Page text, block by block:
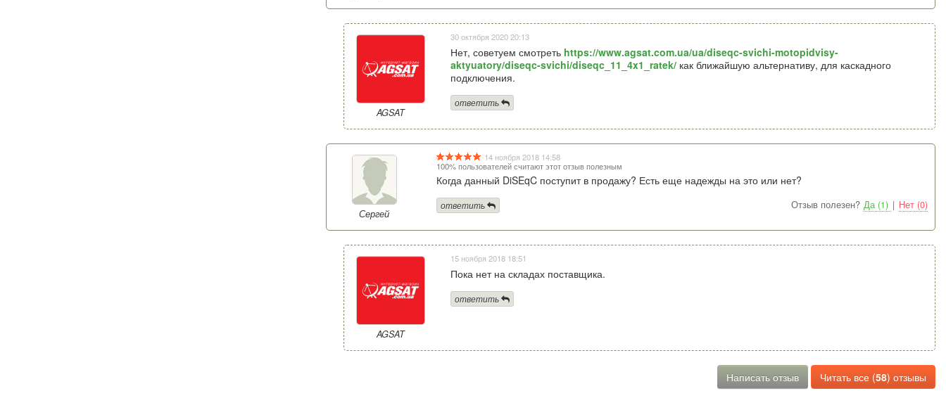
AGSAT
30 октября 2020 20:13
Нет, советуем смотреть https://www.agsat.com.ua/ua/diseqc-svichi-motopidvisy-
aktyuatory/diseqc-svichi/diseqc_11_4x1_ratek/ как ближайшую альтернативу, для каскадного
подключения.
ответить
Сергей
14 ноября 2018 14:58
100% пользователей считают этот отзыв полезным
Когда данный DiSEqC поступит в продажу? Есть еще надежды на это или нет?
Отзыв полезен? Да (1) | Нет (0)
ответить
AGSAT
15 ноября 2018 18:51
Пока нет на складах поставщика.
ответить
Написать отзыв Читать все (58) отзывы